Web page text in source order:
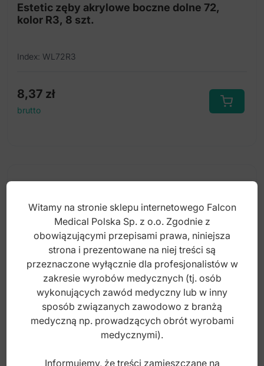
Estetic zęby akrylowe boczne dolne 72,
kolor R3, 8 szt.
Index: WL72R3
8,37 zł
brutto
Rozwierak dla psów średni 145mm
Witamy na stronie sklepu internetowego Falcon
Medical Polska Sp. z o.o. Zgodnie z
obowiązującymi przepisami prawa, niniejsza
strona i prezentowane na niej treści są
przeznaczone wyłącznie dla profesjonalistów w
zakresie wyrobów medycznych (tj. osób
wykonujących zawód medyczny lub w inny
sposób związanych zawodowo z branżą
medyczną np. prowadzących obrót wyrobami
medycznymi).
Informujemy, że treści zamieszczane na